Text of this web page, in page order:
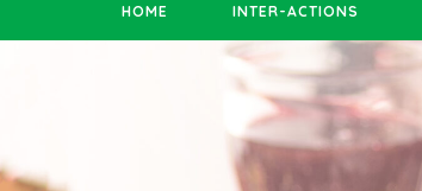
HOME INTER-ACTIONS